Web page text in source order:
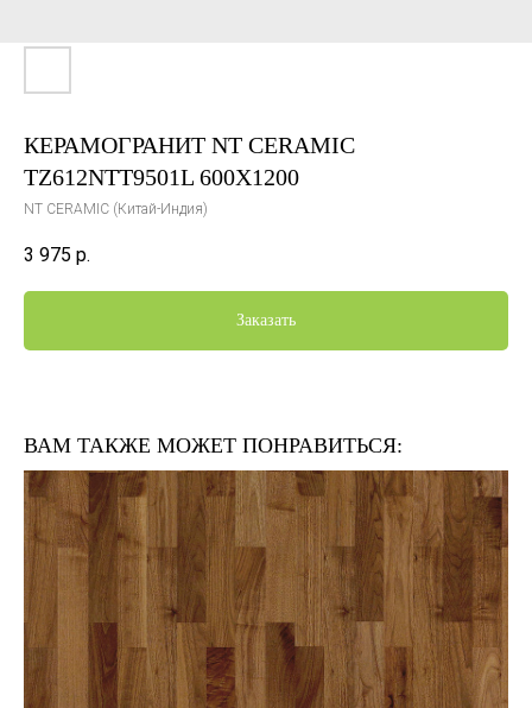
КЕРАМОГРАНИТ NT CERAMIC
TZ612NTT9501L 600Х1200
NT CERAMIC (Китай-Индия)
3 975 р.
Заказать
ВАМ ТАКЖЕ МОЖЕТ ПОНРАВИТЬСЯ: